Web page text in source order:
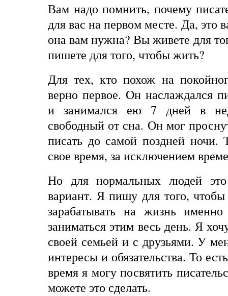
Вам надо помнить, почему
для вас на первом месте. Да, это
она вам нужна? Вы живете для
пишете для того, чтобы жить?
Для тех, кто похож на
верно первое. Он наслаждался
и занимался ею 7 дней в
свободный от сна. Он мог
писать до самой поздней ночи.
свое время, за исключением
Но для нормальных людей
вариант. Я пишу для того,
зарабатывать на жизнь
заниматься этим весь день. Я
своей семьей и с друзьями. У
интересы и обязательства. То
время я могу посвятить
можете это сделать.